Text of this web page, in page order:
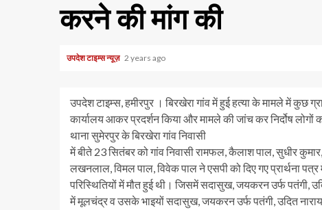
करने की मांग की
उपदेश टाइम्स न्यूज़ 2 years ago
उपदेश टाइम्स, हमीरपुर । बिरखेरा गांव में हुई हत्या के मामले में कुछ
कार्यालय आकर प्रदर्शन किया और मामले की जांच कर निर्दोष
थाना सुमेरपुर के बिरखेरा गांव निवासी
में बीते 23 सितंबर को गांव निवासी रामफल, कैलाश पाल, सुधीर
लखनलाल, विमल पाल, विवेक पाल ने एसपी को दिए गए प्रार्थना पत्र
परिस्थितियों में मौत हुई थी। जिसमें सदासुख, जयकरन उर्फ पतंगी,
में मूलचंद्र व उसके भाइयों सदासुख, जयकरन उर्फ पतंगी, उदित